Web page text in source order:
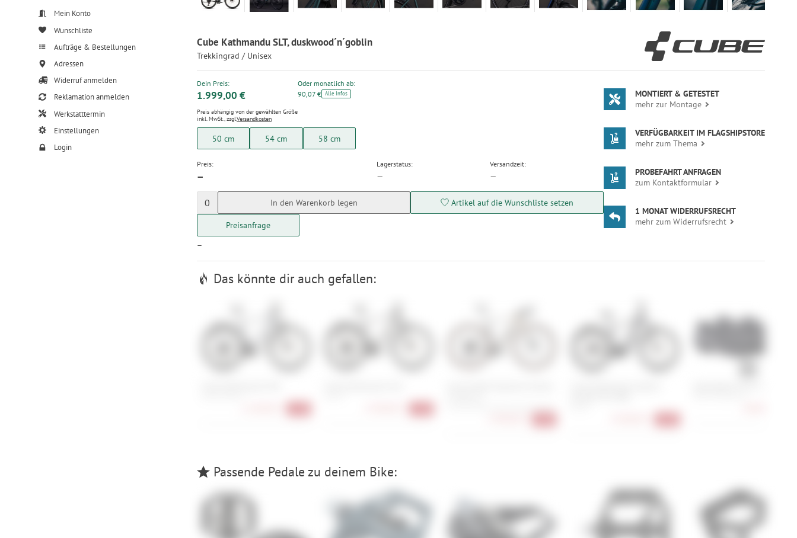
Mein Konto
Wunschliste
Aufträge & Bestellungen
Adressen
Widerruf anmelden
Reklamation anmelden
Werkstatttermin
Einstellungen
Login
Cube Kathmandu SLT, duskwood´n´goblin
Trekkingrad / Unisex
Dein Preis:
1.999,00 €
Preis abhängig von der gewählten Größe
inkl. MwSt., zzgl.Versandkosten
Oder monatlich ab:
90,07 € Alle Infos
50 cm 54 cm 58 cm
Preis:
—
Lagerstatus:
—
Versandzeit:
—
0 In den Warenkorb legen Artikel auf die Wunschliste setzen
Preisanfrage
—
MONTIERT & GETESTET
mehr zur Montage
VERFÜGBARKEIT IM FLAGSHIPSTORE
mehr zum Thema
PROBEFAHRT ANFRAGEN
zum Kontaktformular
1 MONAT WIDERRUFSRECHT
mehr zum Widerrufsrecht
Das könnte dir auch gefallen:
Passende Pedale zu deinem Bike: